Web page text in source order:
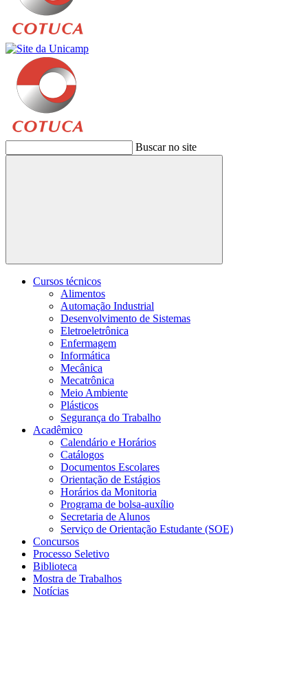
Buscar no site
Buscar
Cursos técnicos
Alimentos
Automação Industrial
Desenvolvimento de Sistemas
Eletroeletrônica
Enfermagem
Informática
Mecânica
Mecatrônica
Meio Ambiente
Plásticos
Segurança do Trabalho
Acadêmico
Calendário e Horários
Catálogos
Documentos Escolares
Orientação de Estágios
Horários da Monitoria
Programa de bolsa-auxílio
Secretaria de Alunos
Serviço de Orientação Estudante (SOE)
Concursos
Processo Seletivo
Biblioteca
Mostra de Trabalhos
Notícias